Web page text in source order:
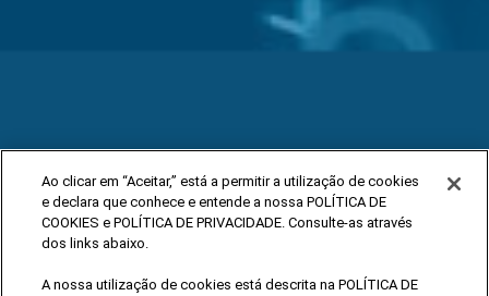
Ao clicar em “Aceitar,” está a permitir a utilização de cookies
e declara que conhece e entende a nossa POLÍTICA DE
COOKIES e POLÍTICA DE PRIVACIDADE. Consulte-as através
dos links abaixo.
A nossa utilização de cookies está descrita na POLÍTICA DE